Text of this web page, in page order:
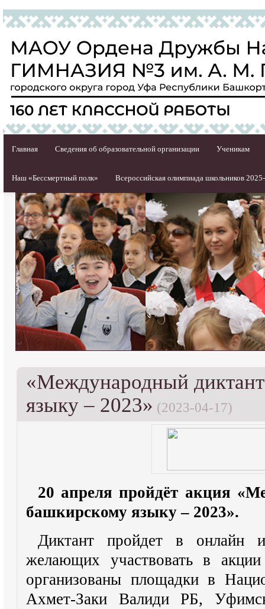
Главная Сведения об образовательной организации Ученикам
Наш «Бессмертный полк» Всероссийская олимпиада школьников
«Международный
языку – 2023» (2023-04-17)
20 апреля пройдёт акция
башкирскому языку – 2023».
Диктант пройдет в онлайн
желающих участвовать в
организованы площадки в
Ахмет-Заки Валиди РБ,